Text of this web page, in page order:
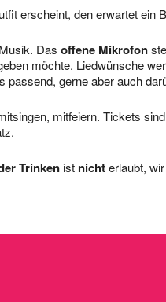
erscheint, den erwartet ein
Das offene Mikrofon
möchte. Liedwünsche
passend, gerne aber auch
mitfeiern. Tickets
Trinkenist nichterlaubt,